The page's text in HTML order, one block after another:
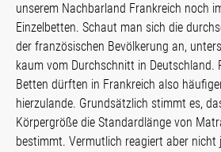
unserem Nachbarland Frankreich noch
Einzelbetten. Schaut man sich die
der französischen Bevölkerung an,
kaum vom Durchschnitt in Deutschland.
Betten dürften in Frankreich also
hierzulande. Grundsätzlich stimmt es,
Körpergröße die Standardlänge von
bestimmt. Vermutlich reagiert aber nicht